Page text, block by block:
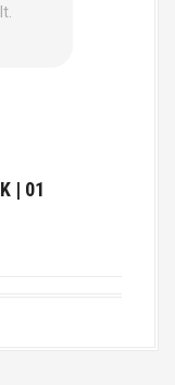
| 01